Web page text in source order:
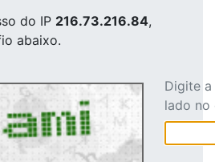
do IP 216.73.216.84,
abaixo.
Digite
lado no